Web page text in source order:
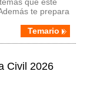
te prepara
Temario
Civil 2026